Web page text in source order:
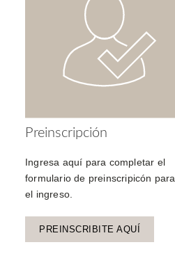
Preinscripción
Ingresa aquí para completar el
formulario de preinscripicón para
el ingreso.
PREINSCRIBITE AQUÍ